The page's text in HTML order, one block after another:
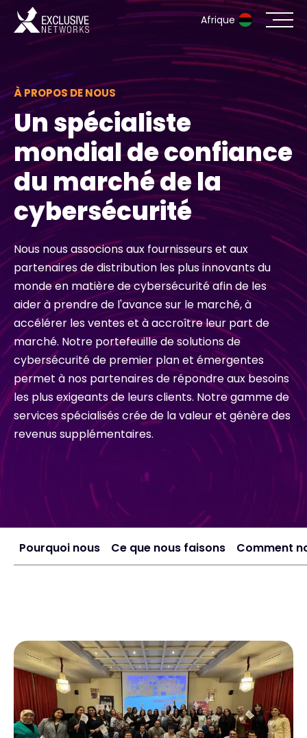
Afrique
Cybersécurité
Écosystème
Ressources
Entreprise
Portail des partenaires
Contact
#weareexclusive
À PROPOS DE NOUS
Un spécialiste
mondial de confiance
du marché de la
cybersécurité
Nous nous associons aux fournisseurs et aux
partenaires de distribution les plus innovants du
monde en matière de cybersécurité afin de les
aider à prendre de l'avance sur le marché, à
accélérer les ventes et à accroître leur part de
marché. Notre portefeuille de solutions de
cybersécurité de premier plan et émergentes
permet à nos partenaires de répondre aux besoins
les plus exigeants de leurs clients. Notre gamme de
services spécialisés crée de la valeur et génère des
revenus supplémentaires.
Pourquoi nous Ce que nous faisons Comment